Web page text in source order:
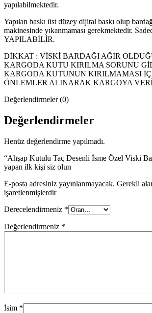
yapılabilmektedir.
Yapılan baskı üst düzey dijital baskı olup
makinesinde yıkanmaması gerekmektedir.
YAPILABİLİR.
DİKKAT : VİSKİ BARDAĞI AĞIR
KARGODA KUTU KIRILMA SORUNU
KARGODA KUTUNUN KIRILMAMASI
ÖNLEMLER ALINARAK KARGOYA
Değerlendirmeler (0)
Değerlendirmeler
Henüz değerlendirme yapılmadı.
“Ahşap Kutulu Taç Desenli İsme Özel Viski
yapan ilk kişi siz olun
E-posta adresiniz yayınlanmayacak. Gerekli
işaretlenmişlerdir
Derecelendirmeniz *
Değerlendirmeniz *
İsim *